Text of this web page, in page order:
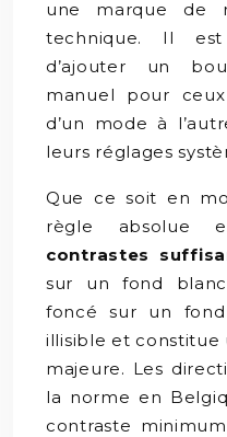
une marque de
technique. Il est
d’ajouter un
manuel pour
d’un mode à
leurs réglages
Que ce soit en
règle absolue
contrastes
sur un fond
foncé sur un
illisible et constitue
majeure. Les
la norme en
contraste